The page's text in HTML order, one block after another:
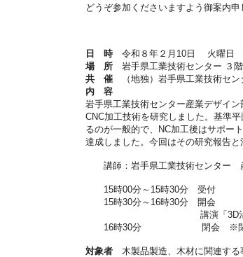
どうぞ参加くださいますよう御案内申
日 時 令和８年２月10日 火曜日
場 所 岩手県工業技術センター ３
共 催 （地独）岩手県工業技術セン
内 容
岩手県工業技術センター産業デザイ
CNC加工技術を研究しました。基準
るのが一般的で、NC加工後はサポー
達成しました。今回はその研究報告
講師：岩手県工業技術センター
15時00分～15時30分 受付
15時30分～16時30分 開会
講演「3D治具を活用し
16時30分 閉会 ※閉会後、希
対象者 木製品製造、木材に関連する